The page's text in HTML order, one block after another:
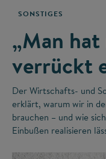
SONSTIGES
„Man
verrückt
Der Wirtschafts- und
erklärt, warum wir in
brauchen – und wie
Einbußen realisieren